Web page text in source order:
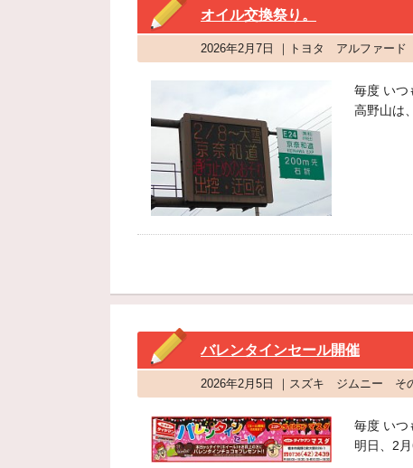
オイル交換祭り。
2026年2月7日 ｜トヨタ アルファー
毎度 いつ
高野山は
バレンタインセール開催
2026年2月5日 ｜スズキ ジムニー そ
毎度 いつ
明日、2